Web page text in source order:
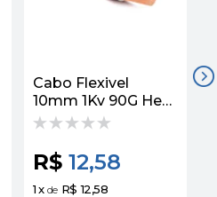
Cabo Flexivel
10mm 1Kv 90G Hepr
Preto Corfio
R$ 12,58
1x de R$ 12,58